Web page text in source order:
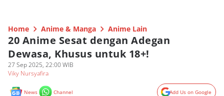
Home Anime & Manga Anime Lain
20 Anime Sesat dengan Adegan
Dewasa, Khusus untuk 18+!
27 Sep 2025, 22:00 WIB
Viky Nursyafira
News Channel Add Us on Google